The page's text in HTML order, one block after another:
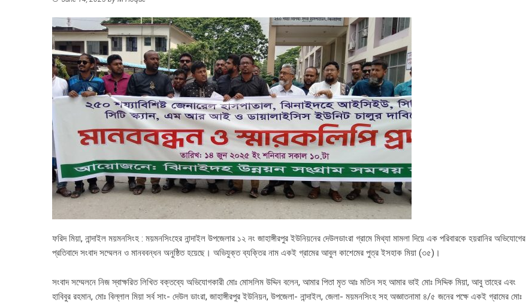
ফরিদ মিয়া, নান্দাইল ময়মনসিংহ : ময়মনসিংহের নান্দাইল উপজেলার ১২ নং জাহাঙ্গীরপুর ইউনিয়নের দেউলডাংরা গ্রামে মিথ্যা মামলা দিয়ে এক পরিবারকে হয়রানির অভিযোগের
প্রতিবাদে সংবাদ সম্মেলন ও মানববন্ধন অনুষ্ঠিত হয়েছে। অভিযুক্ত ব্যক্তির নাম একই গ্রামের আবুল কাশেমের পুত্র ইসহাক মিয়া (৩৫)।
সংবাদ সম্মেলনে নিজ স্বাক্ষরিত লিখিত বক্তব্যে অভিযোগকারী মোঃ মোসলিম উদ্দিন বলেন, আমার পিতা মৃত আঃ মতিন সহ আমার ভাই মোঃ সিদ্দিক মিয়া, আবু তাহের এবং
হাবিবুর রহমান, মোঃ বিল্লাল মিয়া সর্ব সাং- দেউল ডাংরা, জাহাঙ্গীরপুর ইউনিয়ন, উপজেলা- নান্দাইল, জেলা- ময়মনসিংহ সহ অজ্ঞাতনামা ৪/৫ জনের পক্ষে একই গ্রামের মোঃ